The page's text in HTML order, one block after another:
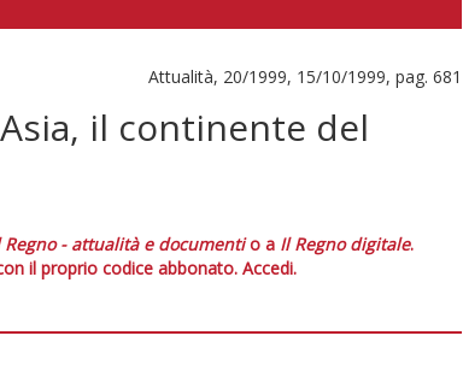
Attualità, 20/1999, 15/10/1999, pag. 681
il continente del
Regno - attualità e documentio a Il Regno digitale.
il proprio codice abbonato. Accedi.